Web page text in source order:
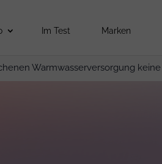
Im Test Marken
Warmwasserversorgung